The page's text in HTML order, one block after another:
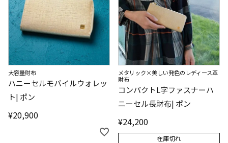
大容量財布
ハニーセルモバイルウォレッ
ト| ポン
¥20,900
メタリック×美しい発色のレディース革
財布
コンパクトL字ファスナーハ
ニーセル長財布| ポン
¥24,200
在庫切れ